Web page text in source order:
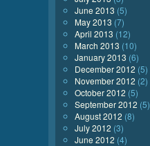
June 2013 (5)
May 2013 (7)
April 2013 (12)
March 2013 (10)
January 2013 (6)
December 2012 (5)
November 2012 (2)
October 2012 (5)
September 2012 (5)
August 2012 (8)
July 2012 (3)
June 2012 (4)